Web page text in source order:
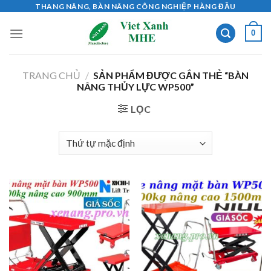
content
THANG NÂNG, BÀN NÂNG CÔNG NGHIỆP HÀNG ĐẦU
0
TRANG CHỦ / SẢN PHẨM ĐƯỢC GẮN THẺ “BÀN
NÂNG THỦY LỰC WP500”
LỌC